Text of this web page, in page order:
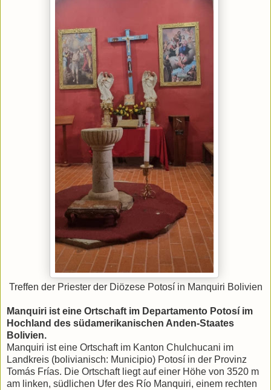
Treffen der Priester der Diözese Potosí in Manquiri Bolivien
Manquiri ist eine Ortschaft im Departamento Potosí im
Hochland des südamerikanischen Anden-Staates
Bolivien.
Manquiri ist eine Ortschaft im Kanton Chulchucani im
Landkreis (bolivianisch: Municipio) Potosí in der Provinz
Tomás Frías. Die Ortschaft liegt auf einer Höhe von 3520 m
am linken, südlichen Ufer des Río Manquiri, einem rechten